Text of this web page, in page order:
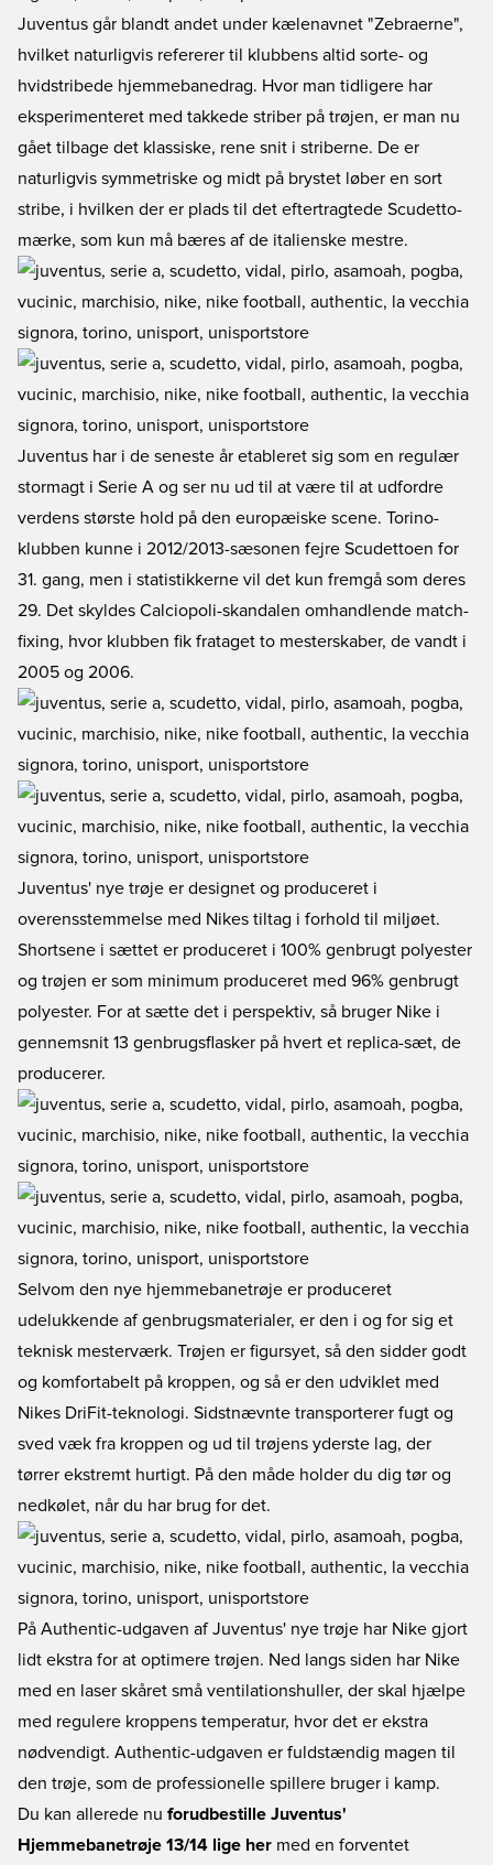
Juventus går blandt andet under kælenavnet "Zebraerne",
hvilket naturligvis refererer til klubbens altid sorte- og
hvidstribede hjemmebanedrag. Hvor man tidligere har
eksperimenteret med takkede striber på trøjen, er man nu
gået tilbage det klassiske, rene snit i striberne. De er
naturligvis symmetriske og midt på brystet løber en sort
stribe, i hvilken der er plads til det eftertragtede Scudetto-
mærke, som kun må bæres af de italienske mestre.
Juventus har i de seneste år etableret sig som en regulær
stormagt i Serie A og ser nu ud til at være til at udfordre
verdens største hold på den europæiske scene. Torino-
klubben kunne i 2012/2013-sæsonen fejre Scudettoen for
31. gang, men i statistikkerne vil det kun fremgå som deres
29. Det skyldes Calciopoli-skandalen omhandlende match-
fixing, hvor klubben fik frataget to mesterskaber, de vandt i
2005 og 2006.
Juventus' nye trøje er designet og produceret i
overensstemmelse med Nikes tiltag i forhold til miljøet.
Shortsene i sættet er produceret i 100% genbrugt polyester
og trøjen er som minimum produceret med 96% genbrugt
polyester. For at sætte det i perspektiv, så bruger Nike i
gennemsnit 13 genbrugsflasker på hvert et replica-sæt, de
producerer.
Selvom den nye hjemmebanetrøje er produceret
udelukkende af genbrugsmaterialer, er den i og for sig et
teknisk mesterværk. Trøjen er figursyet, så den sidder godt
og komfortabelt på kroppen, og så er den udviklet med
Nikes DriFit-teknologi. Sidstnævnte transporterer fugt og
sved væk fra kroppen og ud til trøjens yderste lag, der
tørrer ekstremt hurtigt. På den måde holder du dig tør og
nedkølet, når du har brug for det.
På Authentic-udgaven af Juventus' nye trøje har Nike gjort
lidt ekstra for at optimere trøjen. Ned langs siden har Nike
med en laser skåret små ventilationshuller, der skal hjælpe
med regulere kroppens temperatur, hvor det er ekstra
nødvendigt. Authentic-udgaven er fuldstændig magen til
den trøje, som de professionelle spillere bruger i kamp.
Du kan allerede nu forudbestille Juventus'
Hjemmebanetrøje 13/14 lige her med en forventet